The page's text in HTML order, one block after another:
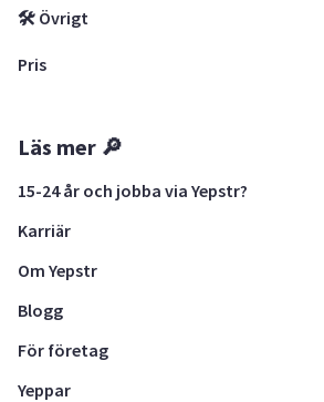
🛠 Övrigt
Pris
Läs mer 🔎
15-24 år och jobba via Yepstr?
Karriär
Om Yepstr
Blogg
För företag
Yeppar